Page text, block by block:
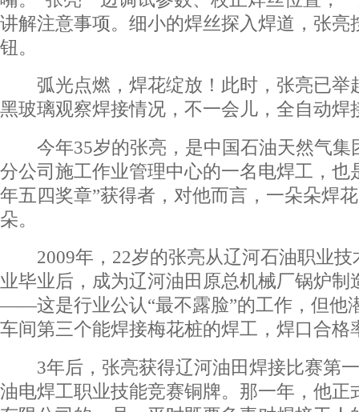
讲解注意事项。细小的焊丝探入焊道，张亮
钮。
弧光点燃，焊花绽放！此时，张亮已举
黑玻璃观察焊接情况，不一会儿，全自动焊
今年35岁的张亮，是中国石油天然气集
分公司施工作业管理中心的一名电焊工，也
年五四奖章”获得者，对他而言，一朵朵焊
朵。
2009年，22岁的张亮从辽河石油职业技
业毕业后，成为辽河油田原总机械厂锅炉制
――这是行业公认“最不露脸”的工作，但他
车间第三个能焊接梅花桩的焊工，焊口合格
3年后，张亮获得辽河油田焊接比赛第一
油电焊工职业技能竞赛铜牌。那一年，他正